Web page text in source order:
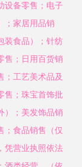
设备零售；电子
；家居用品销
装食品）；针纺
售；日用百货销
；工艺美术品及
售；珠宝首饰批
）；美发饰品销
；食品销售（仅
凭营业执照依法